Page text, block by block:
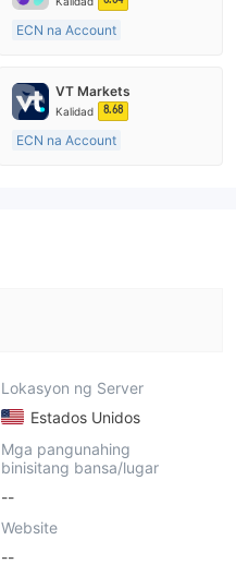
ECN na Account
Kinokontrol sa Australia
Paggawa ng Market (MM)
VT Markets
Kalidad 8.68
ECN na Account
Lokasyon ng Server
Estados Unidos
Mga pangunahing
binisitang bansa/lugar
--
Website
--